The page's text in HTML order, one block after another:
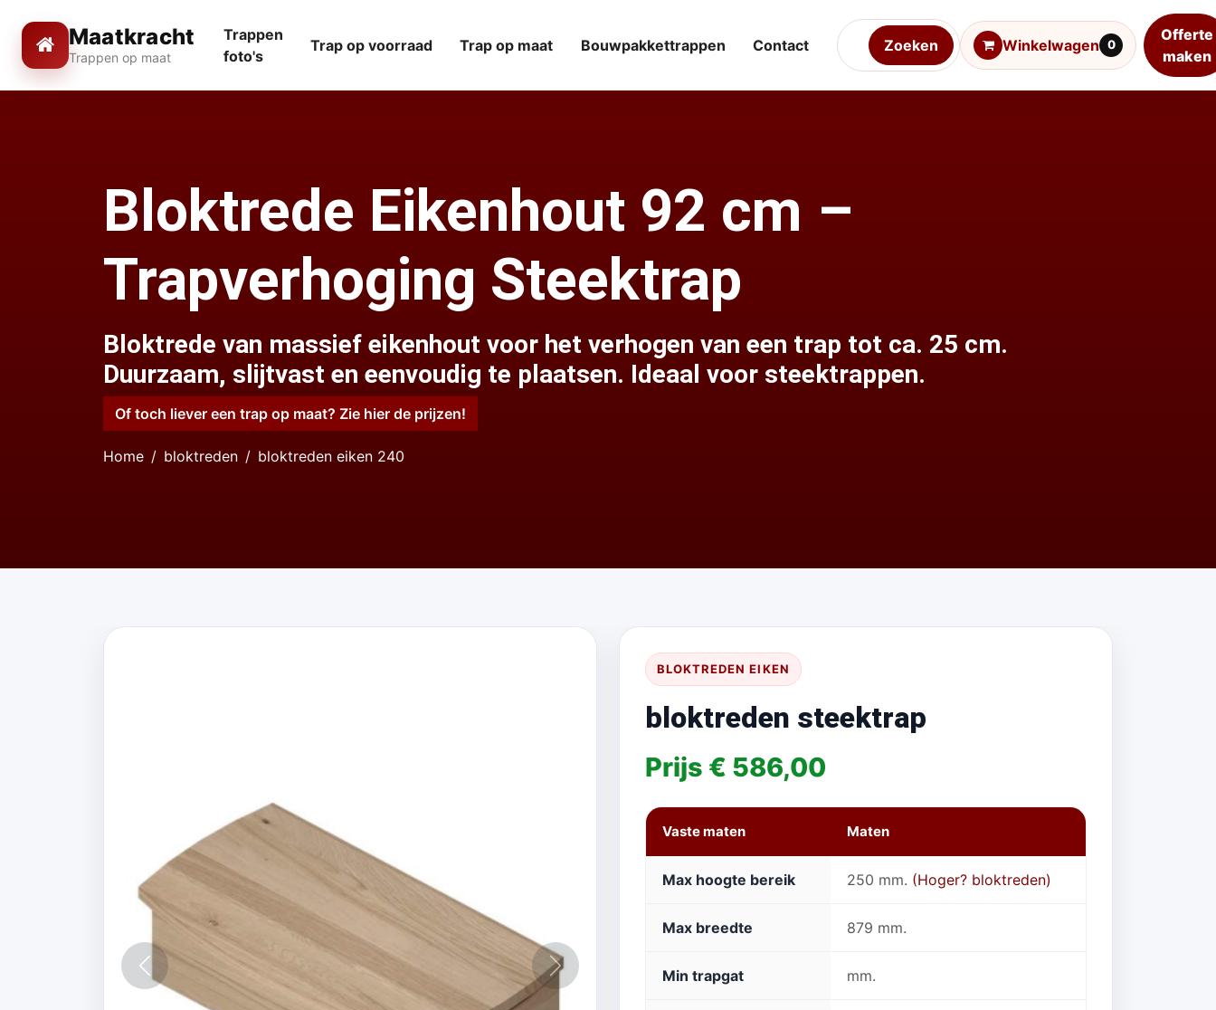
Maatkracht
Trappen op maat
Winkelwagen 0
Offerte
maken
Trappen
foto's
Trap op voorraad Trap op maat Bouwpakkettrappen Contact Zoeken
Bloktrede Eikenhout 92 cm –
Trapverhoging Steektrap
Bloktrede van massief eikenhout voor het verhogen van een trap tot ca. 25 cm.
Duurzaam, slijtvast en eenvoudig te plaatsen. Ideaal voor steektrappen.
Of toch liever een trap op maat? Zie hier de prijzen!
Home bloktreden bloktreden eiken 240
Vorige Volgende
BLOKTREDEN EIKEN
bloktreden steektrap
Prijs € 586,00
Vaste maten Maten
Max hoogte bereik 250 mm. (Hoger? bloktreden)
Max breedte 879 mm.
Min trapgat mm.